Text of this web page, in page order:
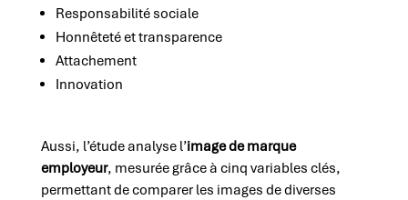
Responsabilité sociale
Honnêteté et transparence
Attachement
Innovation
Aussi, l’étude analyse l’image de marque
employeur, mesurée grâce à cinq variables clés,
permettant de comparer les images de diverses